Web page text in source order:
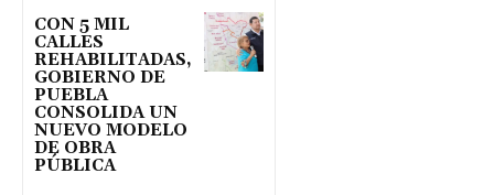
CON 5 MIL
CALLES
REHABILITADAS,
GOBIERNO DE
PUEBLA
CONSOLIDA UN
NUEVO MODELO
DE OBRA
PÚBLICA